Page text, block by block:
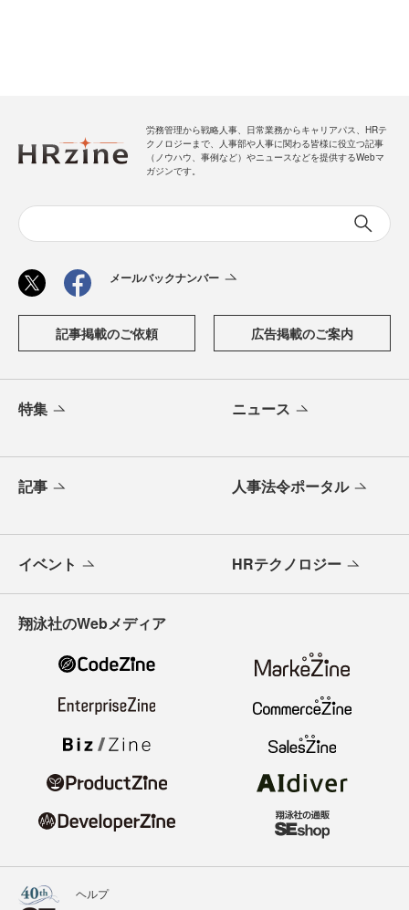
労務管理から戦略人事、日常業務からキャリアパス、HRテ
クノロジーまで、人事部や人事に関わる皆様に役立つ記事
（ノウハウ、事例など）やニュースなどを提供するWebマ
ガジンです。
メールバックナンバー
記事掲載のご依頼 広告掲載のご案内
特集 ニュース
記事 人事法令ポータル
イベント HRテクノロジー
翔泳社のWebメディア
ヘルプ